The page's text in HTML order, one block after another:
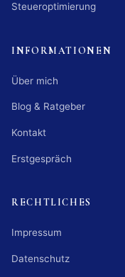
Steueroptimierung
INFORMATIONEN
Über mich
Blog & Ratgeber
Kontakt
Erstgespräch
RECHTLICHES
Impressum
Datenschutz